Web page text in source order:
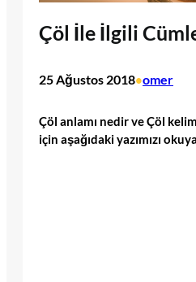
Çöl İle İlgili
25 Ağustos 2018•omer
Çöl anlamı nedir ve Çöl
için aşağıdaki yazımızı